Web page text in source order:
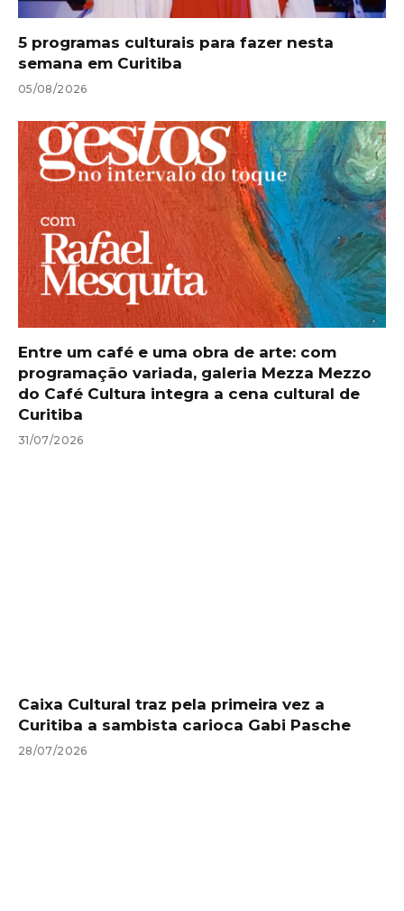
5 programas culturais para fazer nesta
semana em Curitiba
05/08/2026
Entre um café e uma obra de arte: com
programação variada, galeria Mezza Mezzo
do Café Cultura integra a cena cultural de
Curitiba
31/07/2026
Caixa Cultural traz pela primeira vez a
Curitiba a sambista carioca Gabi Pasche
28/07/2026